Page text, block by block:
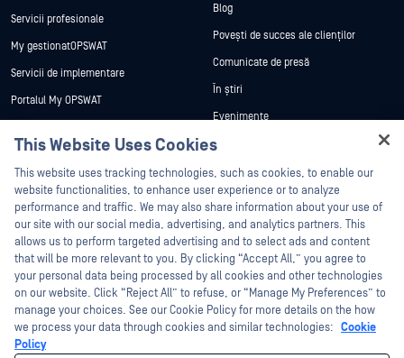
Servicii profesionale
My gestionatOPSWAT
Servicii de implementare
Portalul My OPSWAT
vulnerabilităților
Parteneri
Certificare
Parteneri tehnologici
Program de parteneriat de canal
Blog
Povești de succes ale clienților
Comunicate de presă
În știri
Evenimente
Webinare
Fișe de date
Cărți albe
Instrumente gratuite
©2026 OPSWAT . Toate drepturile rezervate. OPSWAT, MetaDefender, Metascan,
MetaAccess, OPSWAT , Trust no File. Trust No Device., OPSWAT , Protecting the
This Website Uses Cookies
This website uses tracking technologies, such as cookies, to enable our
website functionalities, to enhance user experience or to analyze
performance and traffic. We may also share information about your use of
our site with our social media, advertising, and analytics partners. This
allows us to perform targeted advertising and to select ads and content
that will be more relevant to you. By clicking “Accept All,” you agree to
your personal data being processed by all cookies and other technologies
on our website. Click “Reject All” to refuse, or “Manage My Preferences” to
manage your choices. See our Cookie Policy for more details on the how
we process your data through cookies and similar technologies: Cookie
Policy
Hey there!
I'm Ozzy, your OPSWAT virtual assistant.
How can I help you secure what's critical
today?